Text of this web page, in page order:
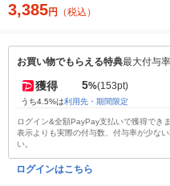
3,385円 （税込）
お買い物でもらえる特典最大付与
獲得 5%(153pt)
うち4.5%は利用先・期間限定
ログイン&全額PayPay支払いで獲得でき
表示よりも実際の付与数、付与率が少な
い。
ログインはこちら